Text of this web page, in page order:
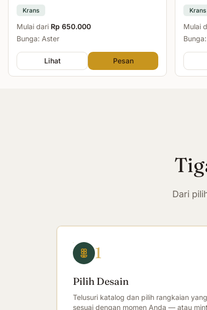
Krans
Mulai dari Rp 650.000
Bunga: Aster
Lihat Pesan
Krans
Mulai
Dari
1
Pilih Desain
Telusuri katalog dan pilih rangkaian yang
sesuai dengan momen Anda — atau